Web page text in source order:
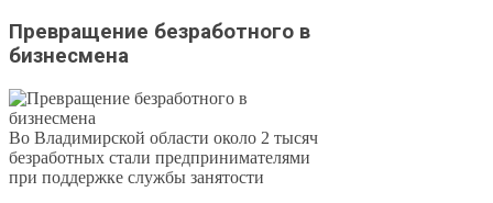
Превращение безработного в
бизнесмена
Во Владимирской области около 2 тысяч
безработных стали предпринимателями
при поддержке службы занятости